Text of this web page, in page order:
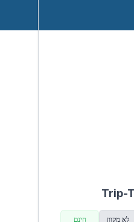
לא מקוון חינם